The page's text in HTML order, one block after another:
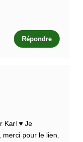
Répondre
Karl ♥ Je
merci pour le lien.